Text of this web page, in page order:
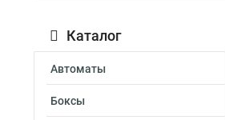
Каталог
Автоматы
Боксы